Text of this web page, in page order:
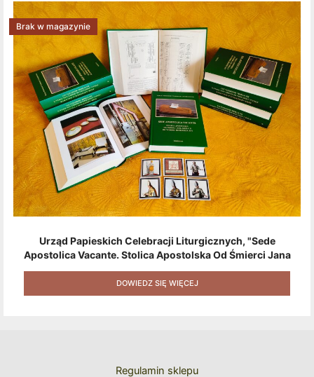
Urząd Papieskich Celebracji Liturgicznych, "Sede
Apostolica Vacante. Stolica Apostolska Od Śmierci Jana
Pawła II Do Wyboru Benedykta XVI" [2020] + Zestaw 6
Naklejek + Książka Niespodzianka + Kod Rabatowy Na
Kolejne Zakupy
Brak w magazynie
DOWIEDZ SIĘ WIĘCEJ
Regulamin sklepu